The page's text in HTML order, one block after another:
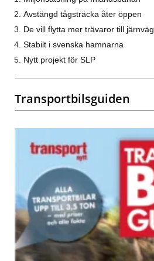
Avstängd tågsträcka åter öppen
De vill flytta mer trävaror till järnväg
Stabilt i svenska hamnarna
Nytt projekt för SLP
Transportbilsguiden